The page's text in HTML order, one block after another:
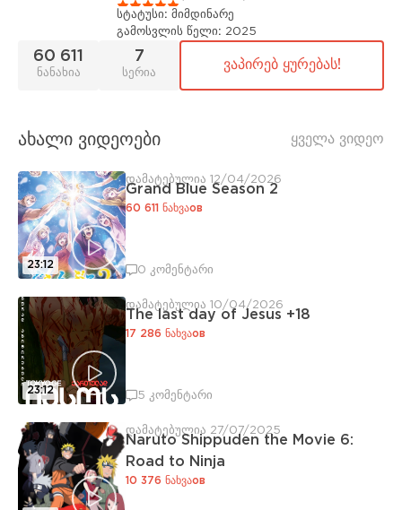
სტატუსი: მიმდინარე
გამოსვლის წელი: 2025
60 611
ნანახია
7
სერია
ვაპირებ ყურებას!
ახალი ვიდეოები ყველა ვიდეო
23:12
დამატებულია 12/04/2026
Grand Blue Season 2
60 611 ნახვაов
0 კომენტარი
23:12
დამატებულია 10/04/2026
The last day of Jesus +18
17 286 ნახვაов
5 კომენტარი
დამატებულია 27/07/2025
Naruto Shippuden the Movie 6:
Road to Ninja
10 376 ნახვაов